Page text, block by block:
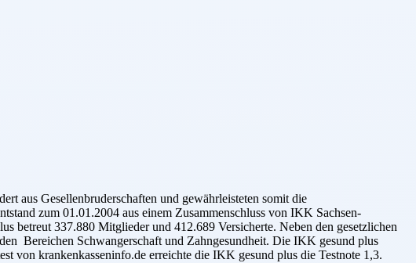
aus Gesellenbruderschaften und gewährleisteten somit die
zum 01.01.2004 aus einem Zusammenschluss von IKK Sachsen-
337.880 Mitglieder und 412.689 Versicherte. Neben den gesetzlichen
Bereichen Schwangerschaft und Zahngesundheit. Die IKK gesund plus
von krankenkasseninfo.de erreichte die IKK gesund plus die Testnote 1,3.